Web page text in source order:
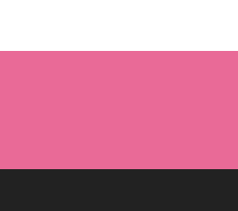
IP65 50W 100W 150W